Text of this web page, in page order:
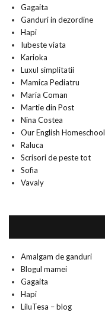
Gagaita
Ganduri in dezordine
Hapi
Iubeste viata
Karioka
Luxul simplitatii
Mamica Pediatru
Maria Coman
Martie din Post
Nina Costea
Our English Homeschool
Raluca
Scrisori de peste tot
Sofia
Vavaly
Amalgam de ganduri
Blogul mamei
Gagaita
Hapi
LiluTesa – blog